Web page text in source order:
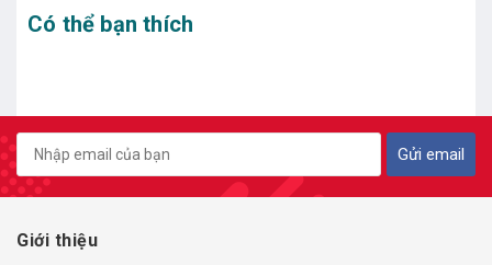
Có thể bạn thích
Gửi email
Giới thiệu